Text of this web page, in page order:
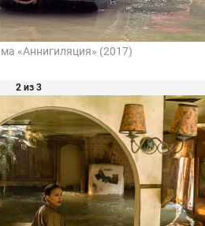
«Аннигиляция» (2017)
2 из 3